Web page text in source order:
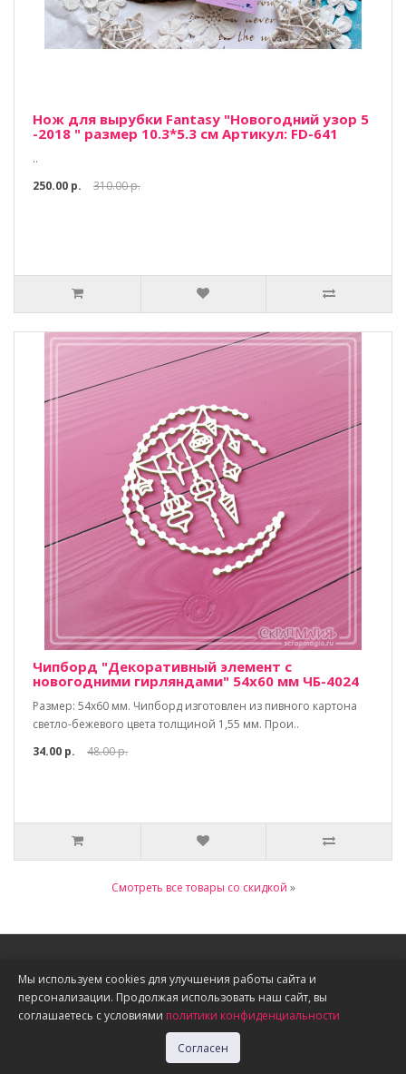
Нож для вырубки Fantasy "Новогодний узор 5
-2018 " размер 10.3*5.3 см Артикул: FD-641
..
250.00 р.
310.00 р.
Чипборд "Декоративный элемент с
новогодними гирляндами" 54х60 мм ЧБ-4024
Размер: 54х60 мм. Чипборд изготовлен из пивного картона
светло-бежевого цвета толщиной 1,55 мм. Прои..
34.00 р.
48.00 р.
Смотреть все товары со скидкой »
Информация
О нас
Доставка, оплата, скидки
Политика конфиденциальности
Мы используем cookies для улучшения работы сайта и
персонализации. Продолжая использовать наш сайт, вы
соглашаетесь с условиями политики конфиденциальности
Согласен